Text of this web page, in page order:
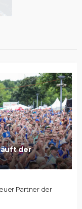
der
Partner der